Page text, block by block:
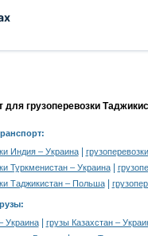
для грузоперевозки
Индия – Украина|
Туркменистан – Украина|
Таджикистан – Польша|
:
Украина| грузы Казахстан –